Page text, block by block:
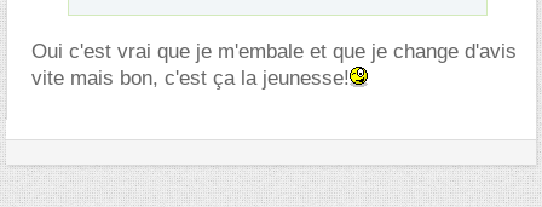
Oui c'est vrai que je m'embale et que je change d'avis
vite mais bon, c'est ça la jeunesse!